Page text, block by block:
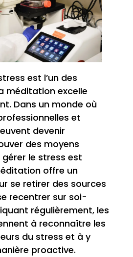
est l’un des
méditation excelle
Dans un monde où
et
devenir
des moyens
le stress est
offre un
se retirer des sources
recentrer sur soi-
régulièrement, les
à reconnaître les
du stress et à y
proactive.